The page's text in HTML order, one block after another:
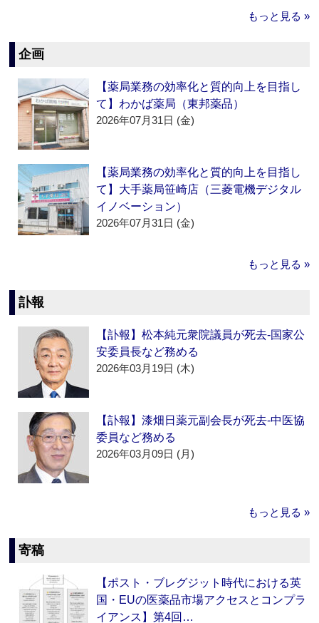
もっと見る »
企画
【薬局業務の効率化と質的向上を目指し
て】わかば薬局（東邦薬品）
2026年07月31日 (金)
【薬局業務の効率化と質的向上を目指し
て】大手薬局笹崎店（三菱電機デジタル
イノベーション）
2026年07月31日 (金)
もっと見る »
訃報
【訃報】松本純元衆院議員が死去‐国家公
安委員長など務める
2026年03月19日 (木)
【訃報】漆畑日薬元副会長が死去‐中医協
委員など務める
2026年03月09日 (月)
もっと見る »
寄稿
【ポスト・ブレグジット時代における英
国・EUの医薬品市場アクセスとコンプラ
イアンス】第4回…